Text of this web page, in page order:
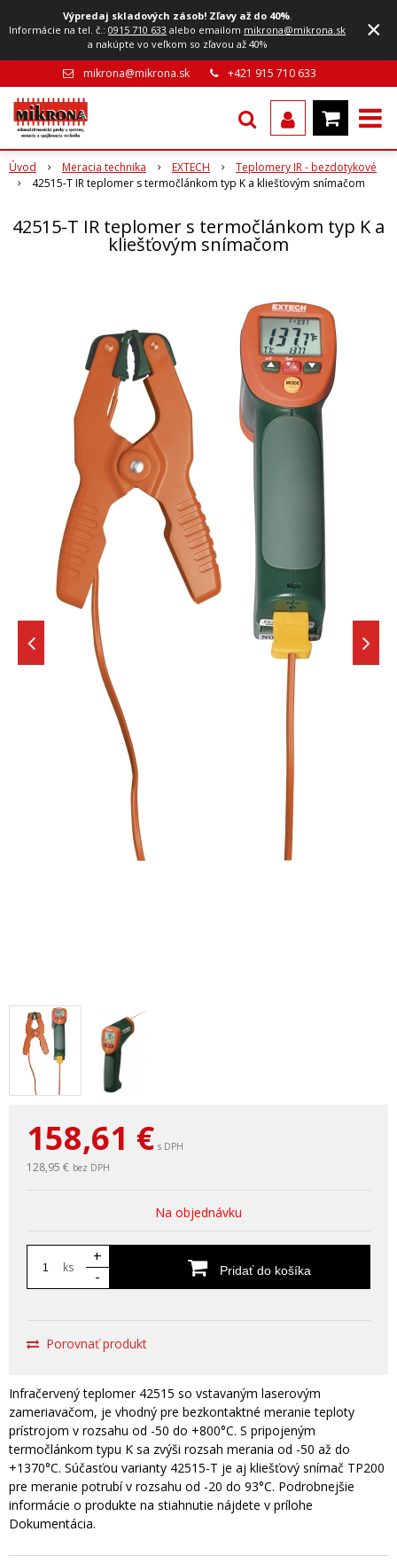
Výpredaj skladových zásob! Zľavy až do 40%.
Informácie na tel. č.:0915 710 633 alebo emailom mikrona@mikrona.sk
a nakúpte vo veľkom so zľavou až 40%
×
mikrona@mikrona.sk +421 915 710 633
Úvod Meracia technika EXTECH
Teplomery IR - bezdotykové
42515-T IR teplomer s termočlánkom typ K a kliešťovým snímačom
42515-T IR teplomer s termočlánkom typ K a
kliešťovým snímačom
158,61 € s DPH
128,95 € bez DPH
Na objednávku
ks
+
-
Pridať do košíka
Porovnať produkt
Infračervený teplomer 42515 so vstavaným laserovým
zameriavačom, je vhodný pre bezkontaktné meranie teploty
prístrojom v rozsahu od -50 do +800°C. S pripojeným
termočlánkom typu K sa zvýši rozsah merania od -50 až do
+1370°C. Súčasťou varianty 42515-T je aj kliešťový snímač TP200
pre meranie potrubí v rozsahu od -20 do 93°C. Podrobnejšie
informácie o produkte na stiahnutie nájdete v prílohe
Dokumentácia.